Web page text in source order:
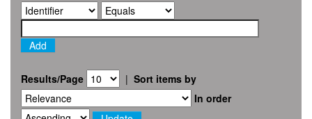
Results/Page | Sort items by
In order